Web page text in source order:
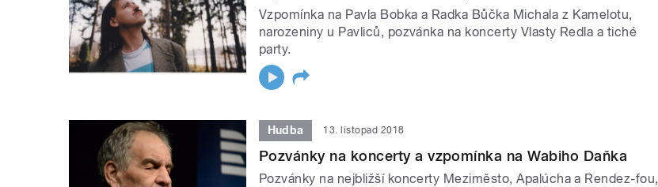
Vzpomínka na Pavla Bobka a Radka Bůčka Michala z Kamelotu,
narozeniny u Pavliců, pozvánka na koncerty Vlasty Redla a tiché
party.
Hudba 13. listopad 2018
Pozvánky na koncerty a vzpomínka na Wabiho Daňka
Pozvánky na nejbližší koncerty Meziměsto, Apalúcha a Rendez-fou,